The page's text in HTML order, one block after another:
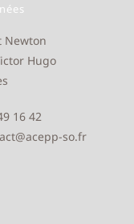
Newton
Hugo
16 42
so.fr